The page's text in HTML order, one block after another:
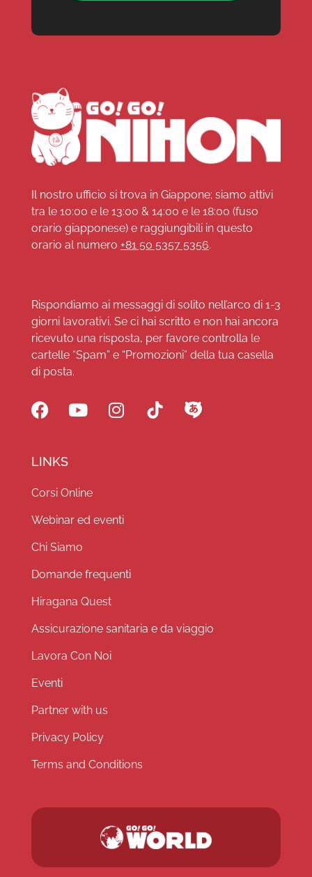
Il nostro ufficio si trova in Giappone; siamo attivi
tra le 10:00 e le 13:00 & 14:00 e le 18:00 (fuso
orario giapponese) e raggiungibili in questo
orario al numero +81 50 5357 5356.
Rispondiamo ai messaggi di solito nell’arco di 1-3
giorni lavorativi. Se ci hai scritto e non hai ancora
ricevuto una risposta, per favore controlla le
cartelle “Spam” e “Promozioni” della tua casella
di posta.
LINKS
Corsi Online
Webinar ed eventi
Chi Siamo
Domande frequenti
Hiragana Quest
Assicurazione sanitaria e da viaggio
Lavora Con Noi
Eventi
Partner with us
Privacy Policy
Terms and Conditions